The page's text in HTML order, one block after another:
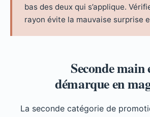
bas des deux qui s’applique.
rayon évite la mauvaise surprise
Seconde main
démarque en
La seconde catégorie de